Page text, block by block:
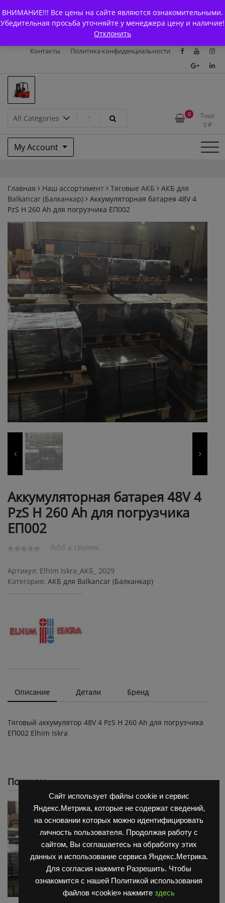
Сайт использует файлы cookie и сервис
Яндекс.Метрика, которые не содержат сведений,
на основании которых можно идентифицировать
личность пользователя. Продолжая работу с
сайтом, Вы соглашаетесь на обработку этих
данных и использование сервиса Яндекс.Метрика.
Для согласия нажмите Разрешить. Чтобы
ознакомится с нашей Политикой использования
файлов «cookie» нажмите здесь
ВНИМАНИЕ!!! Все цены на сайте являются ознакомительными.
Убедительная просьба уточняйте у менеджера цену и наличие!
Отклонить
to
content
Главная
Магазин О Компании
Каталоги
Доставка и оплата
Контакты
Политика конфиденциальности
Запчасти для вилочых
погрузчиков и
электротележек Balkancar
0
Total
0 ₽
My Account
Главная Наш ассортимент Тяговые АКБ
АКБ для
Balkanсar (Балканкар)
Аккумуляторная батарея 48V 4
PzS Н 260 Ah для погрузчика ЕП002
Аккумуляторная батарея 48V 4
PzS Н 260 Ah для погрузчика
ЕП002
Add a review.
Артикул: Elhim Iskra_АКБ_ 2029
Категория: АКБ для Balkanсar (Балканкар)
Описание Детали Бренд
Тяговый аккумулятор 48V 4 PzS Н 260 Ah для погрузчика
ЕП002 Elhim Iskra
Похожие